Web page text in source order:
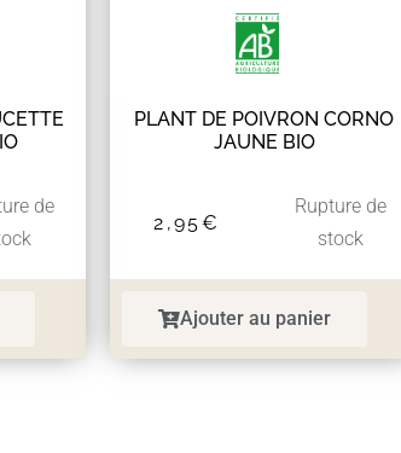
de
PLANT DE POIVRON CORNO
JAUNE BIO
2,95€
Rupture de
stock
Ajouter au panier